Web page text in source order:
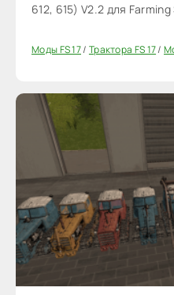
612, 615) V2.2 для
Моды FS 17/ Трактора FS 17/